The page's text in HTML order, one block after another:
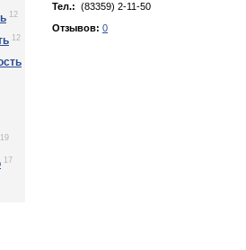
12
12
19
17
Тел.: (83359) 2-11-50
Отзывов: 0